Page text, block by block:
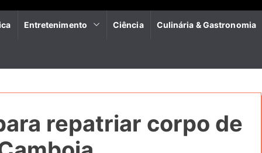
Entretenimento Ciência Culinária & Gastronomia
repatriar corpo de